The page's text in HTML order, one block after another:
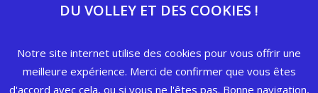
DU VOLLEY ET DES COOKIES !
Notre site internet utilise des cookies pour vous offrir une
meilleure expérience. Merci de confirmer que vous êtes
d'accord avec cela, ou si vous ne l'êtes pas. Bonne navigation,